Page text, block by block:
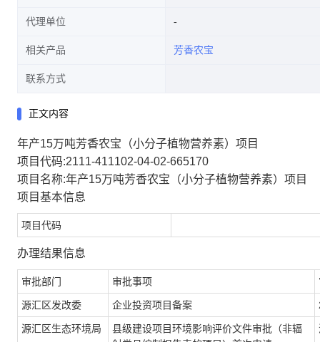
代理单位
相关产品 芳香农宝
联系方式
正文内容
年产15万吨芳香农宝（小分子植物营养素）项目
项目代码:2111-411102-04-02-665170
项目名称:年产15万吨芳香农宝（小分子植物营养素）项目
项目基本信息
项目代码
办理结果信息
审批部门 审批事项
源汇区发改委 企业投资项目备案
源汇区生态环境局
县级建设项目环境影响评价文件审批（非辐